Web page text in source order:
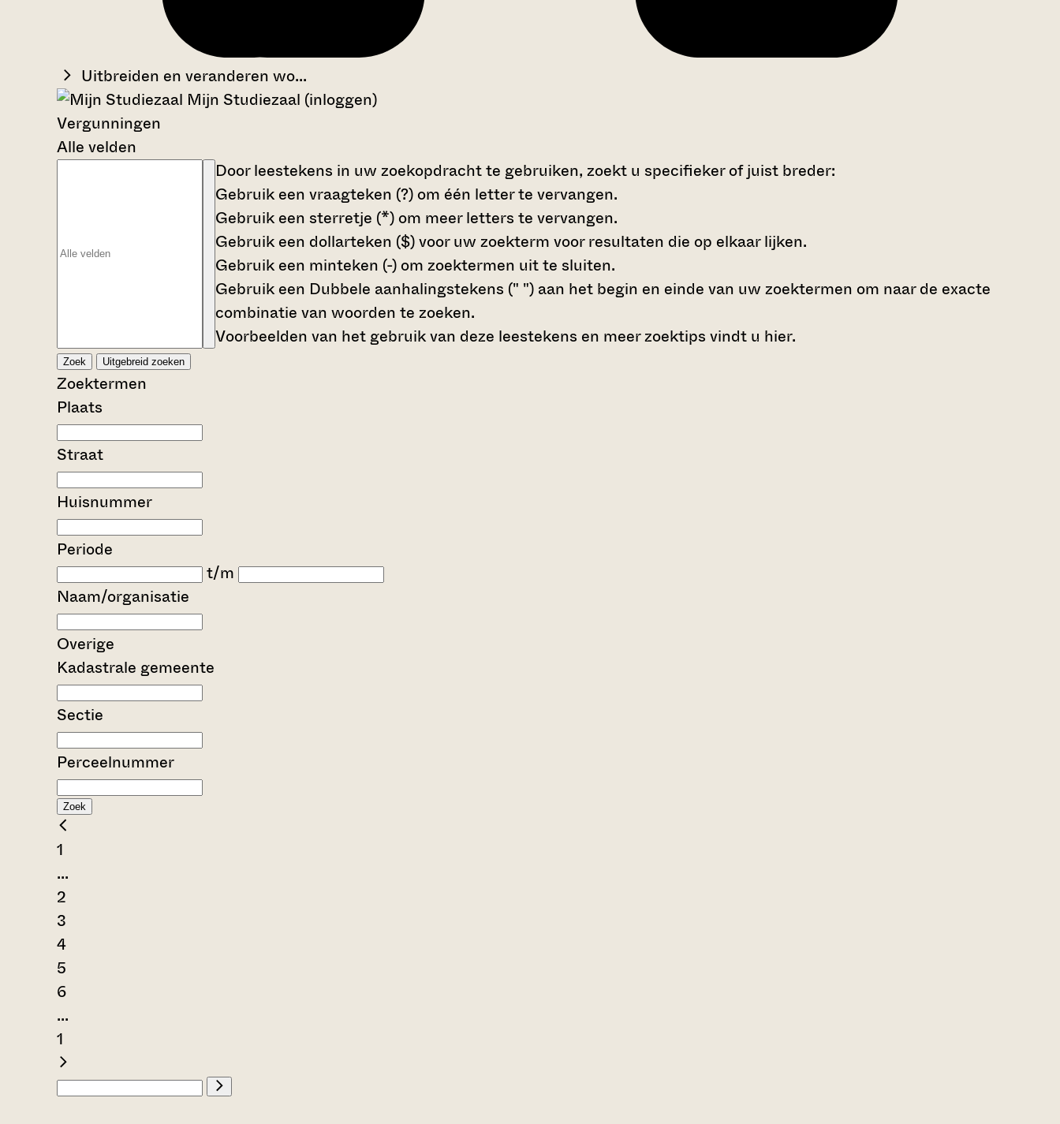
Uitbreiden en veranderen wo...
Mijn Studiezaal (inloggen)
Vergunningen
Alle velden
Door leestekens in uw zoekopdracht te gebruiken, zoekt u specifieker of juist breder:
Gebruik een vraagteken (?) om één letter te vervangen.
Gebruik een sterretje (*) om meer letters te vervangen.
Gebruik een dollarteken ($)voor uw zoekterm voor resultaten die op elkaar lijken.
Gebruik een minteken (-) om zoektermen uit te sluiten.
Gebruik een Dubbele aanhalingstekens (" ") aan het begin en einde van uw zoektermen om naar de exacte
combinatie van woorden te zoeken.
Voorbeelden van het gebruik van deze leestekens en meer zoektips vindt u hier.
Zoek Uitgebreid zoeken
Zoektermen
Plaats
Straat
Huisnummer
Periode
t/m
Naam/organisatie
Overige
Kadastrale gemeente
Sectie
Perceelnummer
Zoek
1
...
2
3
4
5
6
...
1